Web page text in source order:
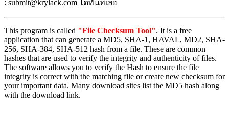
: submit@krylack.com ได้ทันทีเลย
This program is called "File Checksum Tool". It is a free
application that can generate a MD5, SHA-1, HAVAL, MD2, SHA-
256, SHA-384, SHA-512 hash from a file. These are common
hashes that are used to verify the integrity and authenticity of files.
The software allows you to verify the Hash to ensure the file
integrity is correct with the matching file or create new checksum for
your important data. Many download sites list the MD5 hash along
with the download link.